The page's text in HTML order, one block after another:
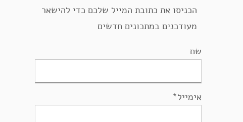
הכניסו את כתובת המייל שלכם כדי להישאר
מעודכנים במתכונים חדשים
שם
אימייל*